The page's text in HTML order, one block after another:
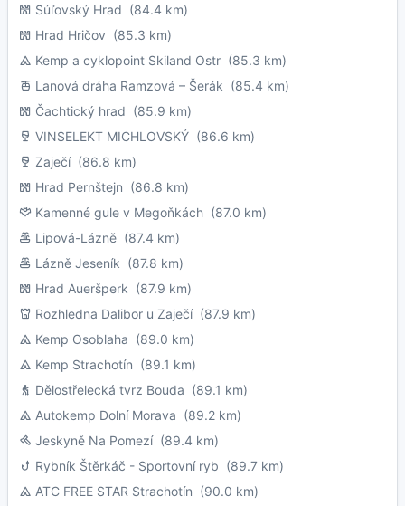
Súľovský Hrad (84.4 km)
Hrad Hričov (85.3 km)
Kemp a cyklopoint Skiland Ostr (85.3 km)
Lanová dráha Ramzová – Šerák (85.4 km)
Čachtický hrad (85.9 km)
VINSELEKT MICHLOVSKÝ (86.6 km)
Zaječí(86.8 km)
Hrad Pernštejn (86.8 km)
Kamenné gule v Megoňkách (87.0 km)
Lipová-Lázně (87.4 km)
Lázně Jeseník (87.8 km)
Hrad Aueršperk (87.9 km)
Rozhledna Dalibor u Zaječí(87.9 km)
Kemp Osoblaha (89.0 km)
Kemp Strachotín (89.1 km)
Dělostřelecká tvrz Bouda (89.1 km)
Autokemp Dolní Morava (89.2 km)
Jeskyně Na Pomezí(89.4 km)
Rybník Štěrkáč - Sportovní ryb (89.7 km)
ATC FREE STAR Strachotín (90.0 km)